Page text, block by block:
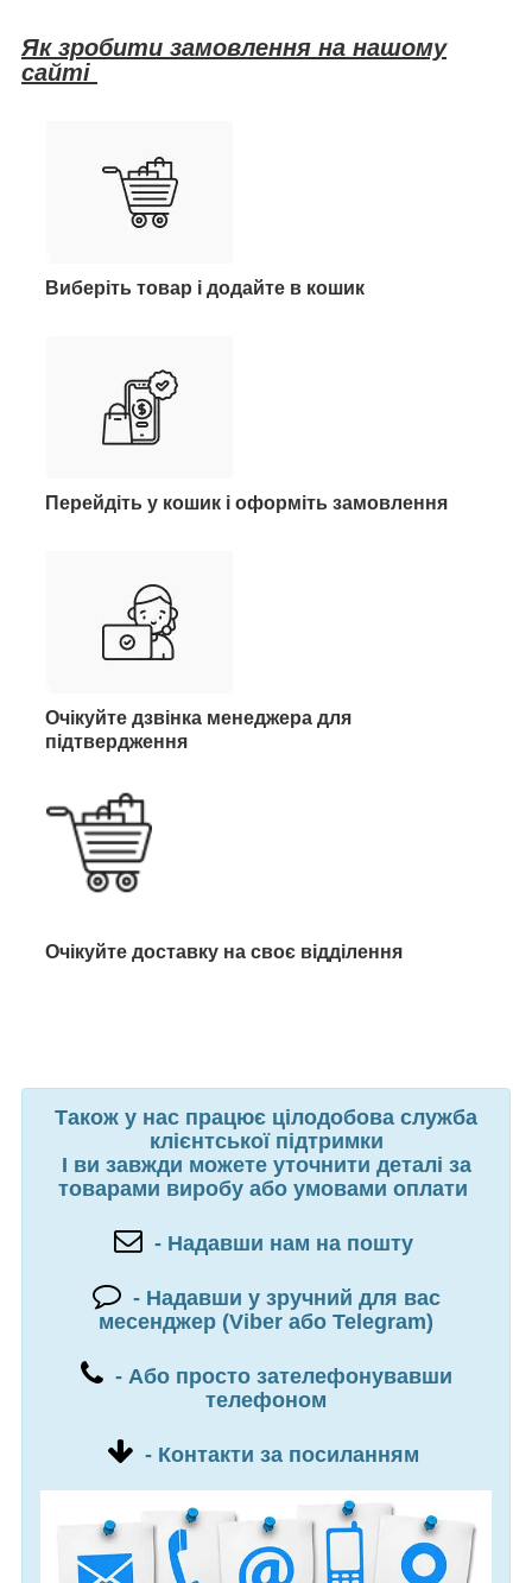
Як зробити замовлення на нашому
сайті
Виберіть товар і додайте в кошик
Перейдіть у кошик і оформіть замовлення
Очікуйте дзвінка менеджера для
підтвердження
Очікуйте доставку на своє відділення
Також у нас працює цілодобова служба
клієнтської підтримки
І ви завжди можете уточнити деталі за
товарами виробу або умовами оплати
- Надавши нам на пошту
- Надавши у зручний для вас
месенджер (Viber або Telegram)
- Або просто зателефонувавши
телефоном
- Контакти за посиланням